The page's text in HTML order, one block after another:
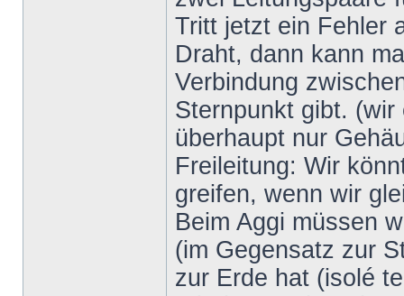
Tritt jetzt ein Fehler
Draht, dann kann
Verbindung
Sternpunkt gibt.
überhaupt nur
Freileitung: Wir
greifen, wenn wir
Beim Aggi müssen
(im Gegensatz zur
zur Erde hat (isolé